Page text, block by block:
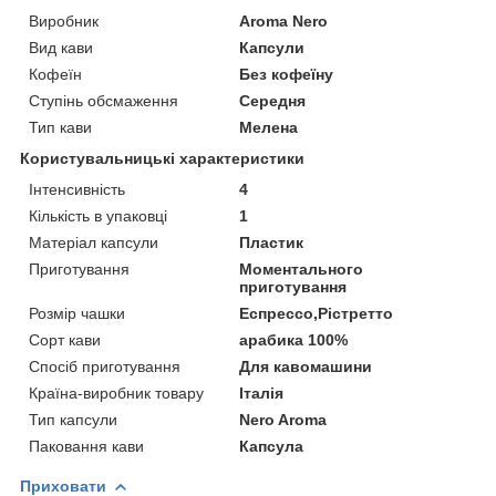
Виробник
Aroma Nero
Вид кави
Капсули
Кофеїн
Без кофеїну
Ступінь обсмаження
Середня
Тип кави
Мелена
Користувальницькі характеристики
Інтенсивність
4
Кількість в упаковці
1
Матеріал капсули
Пластик
Приготування
Моментального
приготування
Розмір чашки
Еспрессо,Рістретто
Сорт кави
арабика 100%
Спосіб приготування
Для кавомашини
Країна-виробник товару
Італія
Тип капсули
Nero Aroma
Паковання кави
Капсула
Приховати